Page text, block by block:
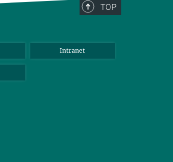
TOP
Intranet